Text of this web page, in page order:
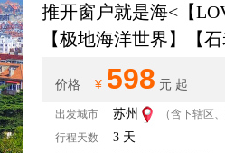
推开窗户就是海<【
【极地海洋世界】【
【奥林匹克小镇】【
海景珠山观海假日酒
各吃）；全程无必消
价格 ¥ 598 元 起
出发城市 苏州
（含下辖区、
行程天数
3 天